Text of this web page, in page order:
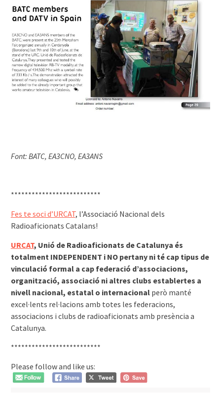
Font: BATC, EA3CNO, EA3ANS
**************************
Fes te soci d’URCAT, l’Associació Nacional dels
Radioaficionats Catalans!
URCAT, Unió de Radioaficionats de Catalunya és
totalment INDEPENDENT i NO pertany ni té cap tipus de
vinculació formal a cap federació d’associacions,
organització, associació ni altres clubs establertes a
nivell nacional, estatal o internacional però manté
excel·lents rel·lacions amb totes les federacions,
associacions i clubs de radioaficionats amb presència a
Catalunya.
**************************
Please follow and like us: